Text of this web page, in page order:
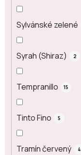
Sylvánské zelené
Syrah (Shiraz) 2
Tempranillo 15
Tinto Fino 5
Tramín červený 4